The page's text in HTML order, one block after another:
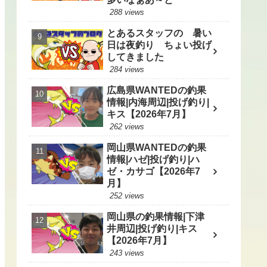
288 views
とあるスタッフの 暑い
日は夜釣り ちょい投げ
してきました
284 views
広島県WANTEDの釣果
情報|内海周辺|投げ釣り|
キス【2026年7月】
262 views
岡山県WANTEDの釣果
情報|ハゼ|投げ釣り|ハ
ゼ・カサゴ【2026年7
月】
252 views
岡山県の釣果情報|下津
井周辺|投げ釣り|キス
【2026年7月】
243 views